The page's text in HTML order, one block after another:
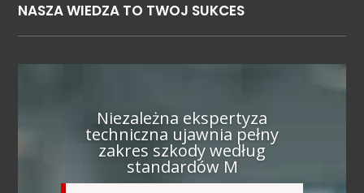
NASZA WIEDZA TO TWOJ SUKCES
Niezależna ekspertyza
techniczna ujawnia pełny
zakres szkody według
standardów M